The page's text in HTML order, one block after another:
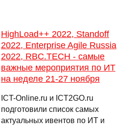
HighLoad++ 2022, Standoff
2022, Enterprise Agile Russia
2022, RBC.TECH - самые
важные мероприятия по ИТ
на неделе 21-27 ноября
ICT-Online.ru и ICT2GO.ru
подготовили список самых
актуальных ивентов по ИТ и